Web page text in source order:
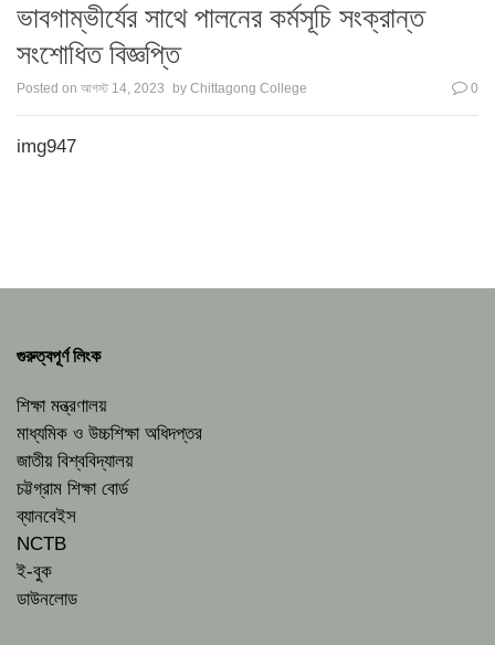
ভাবগাম্ভীর্যের সাথে পালনের কর্মসূচি সংক্রান্ত
সংশোধিত বিজ্ঞপ্তি
Posted on আগস্ট 14, 2023 by Chittagong College 0
img947
গুরুত্বপূর্ণ লিংক
শিক্ষা মন্ত্রণালয়
মাধ্যমিক ও উচ্চশিক্ষা অধিদপ্তর
জাতীয় বিশ্ববিদ্যালয়
চট্টগ্রাম শিক্ষা বোর্ড
ব্যানবেইস
NCTB
ই-বুক
ডাউনলোড